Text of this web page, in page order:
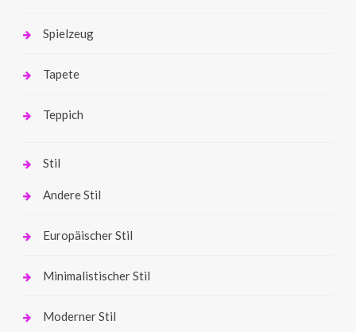
Spielzeug
Tapete
Teppich
Stil
Andere Stil
Europäischer Stil
Minimalistischer Stil
Moderner Stil